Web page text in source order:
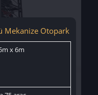
Mekanize Otopark
x 6m